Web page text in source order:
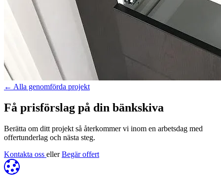
← Alla genomförda projekt
Få prisförslag på din bänkskiva
Berätta om ditt projekt så återkommer vi inom en arbetsdag med
offertunderlag och nästa steg.
Kontakta oss eller Begär offert